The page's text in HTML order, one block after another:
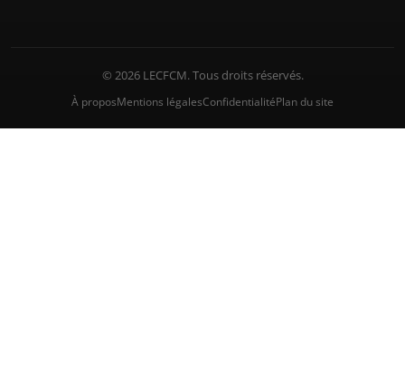
© 2026 LECFCM. Tous droits réservés.
À proposMentions légalesConfidentialitéPlan du site